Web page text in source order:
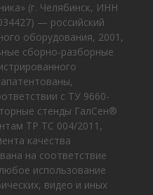
(г. Челябинск, ИНН
— российский
оборудования, 2001,
сборно-разборные
с ТУ 9660-
стенды ГалСен®
ТР ТС 004/2011,
качества
на соответствие
использование
видео и иных